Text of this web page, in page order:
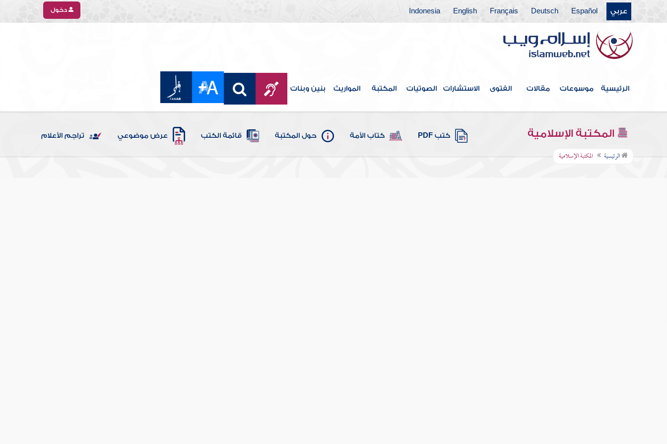
عربي Español
Deutsch
Français
English
Indonesia دخول
الرئيسية موسوعات مقالات الفتوى الاستشارات الصوتيات المكتبة المواريث بنين وبنات
المكتبة الإسلامية كتب PDF كتاب الأمة حول المكتبة قائمة الكتب عرض موضوعي تراجم الأعلام
الرئيسية المكتبة الإسلامية